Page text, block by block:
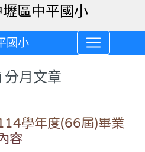
國小
分月文章
學年度(66屆)畢業
容